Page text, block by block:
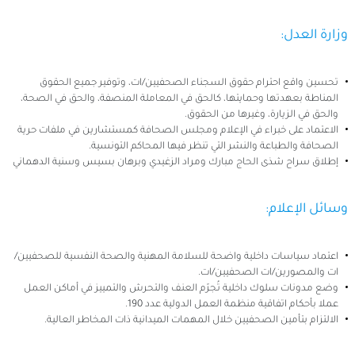
وزارة العدل:
تحسين واقع احترام حقوق السجناء الصحفيين/ات، وتوفير جميع الحقوق
المناطة بعهدتها وحمايتها، كالحق في المعاملة المنصفة، والحق في الصحة،
والحق في الزيارة، وغيرها من الحقوق.
الاعتماد على خبراء في الإعلام ومجلس الصحافة كمستشارين في ملفات حرية
الصحافة والطباعة والنشر التي تنظر فيها المحاكم التونسية.
إطلاق سراح شذى الحاج مبارك ومراد الزغيدي وبرهان بسيس وسنية الدهماني
وسائل الإعلام:
اعتماد سياسات داخلية واضحة للسلامة المهنية والصحة النفسية للصحفيين/
ات والمصورين/ات الصحفيين/ات.
وضع مدونات سلوك داخلية تُجرّم العنف والتحرش والتمييز في أماكن العمل
عملا بأحكام اتفاقية منظمة العمل الدولية عدد 190.
الالتزام بتأمين الصحفيين خلال المهمات الميدانية ذات المخاطر العالية.